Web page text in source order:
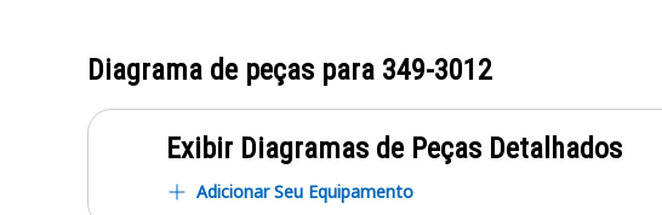
Diagrama de peças para 349-3012
Exibir Diagramas de Peças Detalhados
Adicionar Seu Equipamento